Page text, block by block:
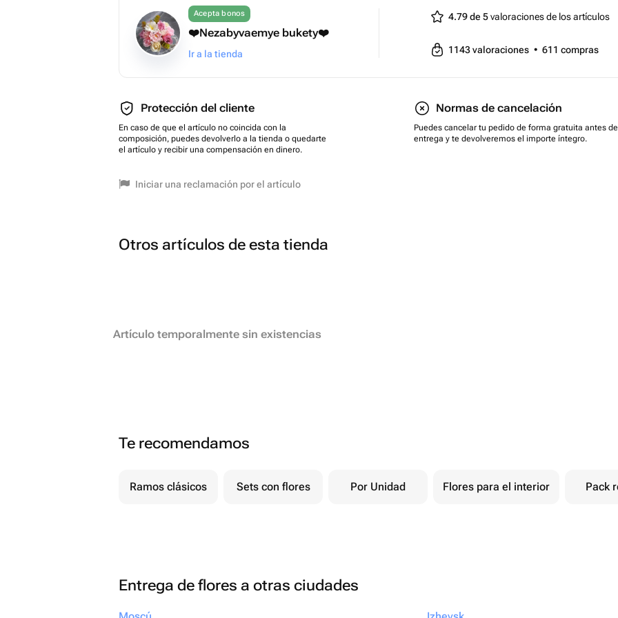
Acepta bonos
❤️Nezabyvaemye bukety❤️
Ir a la tienda
4.79 de 5valoraciones de los artículos
1143valoraciones • 611 compras
Protección del cliente
En caso de que el artículo no coincida con la
composición, puedes devolverlo a la tienda o quedarte
el artículo y recibir una compensación en dinero.
Normas de cancelación
Puedes cancelar tu pedido de forma gratuita antes
entrega y te devolveremos el importe íntegro.
Iniciar una reclamación por el artículo
Otros artículos de esta tienda
Artículo temporalmente sin existencias
Te recomendamos
Ramos clásicos Sets con flores Por Unidad Flores para el interior Pack
Entrega de flores a otras ciudades